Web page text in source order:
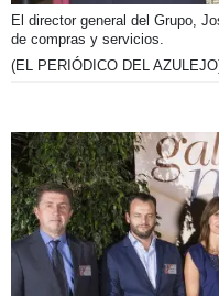
El director general del Grupo,
de compras y servicios.
(EL PERIÓDICO DEL